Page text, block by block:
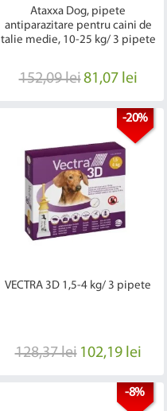
Ataxxa Dog, pipete
antiparazitare pentru caini de
talie medie, 10-25 kg/ 3 pipete
152,09 lei81,07 lei
-20%
VECTRA 3D 1,5-4 kg/ 3 pipete
128,37 lei 102,19 lei
-8%